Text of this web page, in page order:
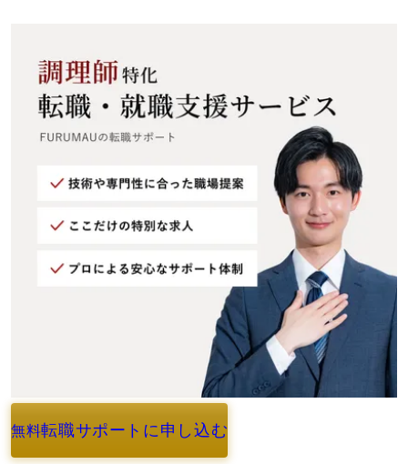
無料転職サポートに申し込む
よくあるご質問